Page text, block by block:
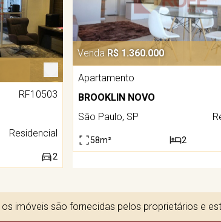
RF10503
Residencial
2
Venda R$ 1.360.000
Apartamento
BROOKLIN NOVO
São Paulo, SP
58m² 2
imóveis são fornecidas pelos proprietários e